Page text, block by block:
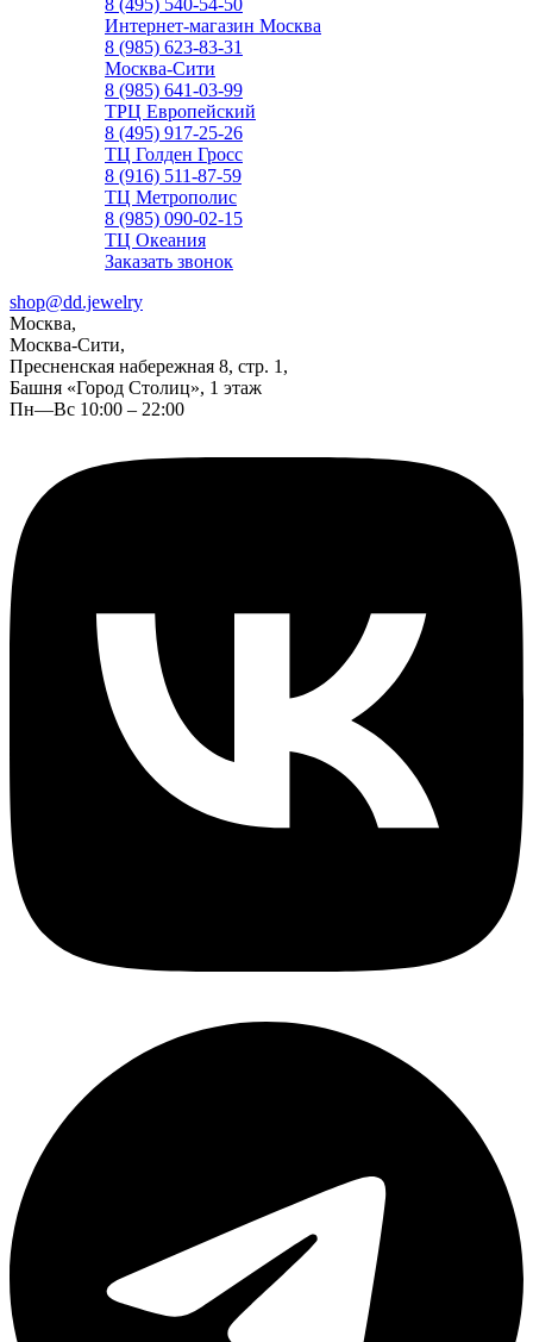
8 (495) 540-54-50
Интернет-магазин Москва
8 (985) 623-83-31
Москва-Сити
8 (985) 641-03-99
ТРЦ Европейский
8 (495) 917-25-26
ТЦ Голден Гросс
8 (916) 511-87-59
ТЦ Метрополис
8 (985) 090-02-15
ТЦ Океания
Заказать звонок
shop@dd.jewelry
Москва,
Москва-Сити,
Пресненская набережная 8, стр. 1,
Башня «Город Столиц», 1 этаж
Пн—Вс 10:00 – 22:00